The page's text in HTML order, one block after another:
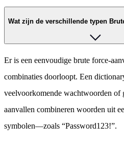
Wat zijn de verschillende typen
Er is een eenvoudige brute force-
combinaties doorloopt. Een
veelvoorkomende wachtwoorden of
aanvallen combineren woorden uit
symbolen—zoals “Password123!”.